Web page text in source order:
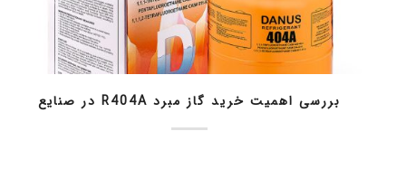
بررسی اهمیت خرید گاز مبرد R404A در صنایع